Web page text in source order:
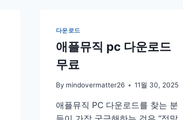
방
홈
페
이
다운로드
애플뮤직 pc 다운로드
무료
By mindovermatter26 11월 30, 2025
애플뮤직 PC 다운로드를 찾는 분